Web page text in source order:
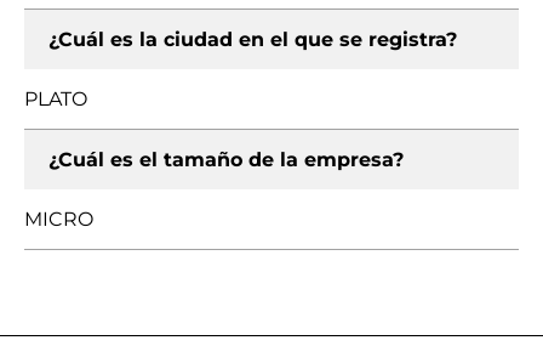
¿Cuál es la ciudad en el que se registra?
PLATO
¿Cuál es el tamaño de la empresa?
MICRO